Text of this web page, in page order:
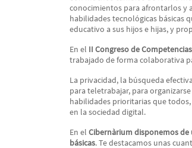
conocimientos para afrontarlos y
habilidades tecnológicas básicas
educativo a sus hijos e hijas, y
En el II Congreso de
trabajado de forma colaborativa
La privacidad, la búsqueda
para teletrabajar, para
habilidades prioritarias que
en la sociedad digital.
En el Cibernàrium disponemos
básicas. Te destacamos unas